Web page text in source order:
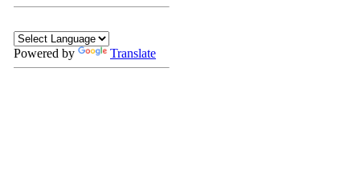
Powered by Translate